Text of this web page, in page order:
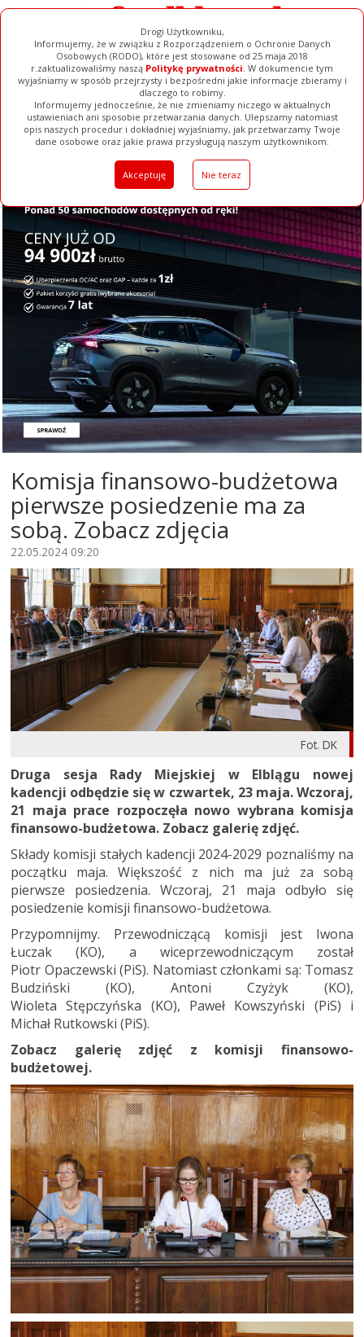
Drogi Użytkowniku,
Informujemy, że w związku z Rozporządzeniem o Ochronie Danych
Osobowych (RODO), które jest stosowane od 25 maja 2018
r.zaktualizowaliśmy naszą Politykę prywatności. W dokumencie tym
wyjaśniamy w sposób przejrzysty i bezpośredni jakie informacje zbieramy i
dlaczego to robimy.
Informujemy jednocześnie, że nie zmieniamy niczego w aktualnych
ustawieniach ani sposobie przetwarzania danych. Ulepszamy natomiast
opis naszych procedur i dokładniej wyjaśniamy, jak przetwarzamy Twoje
dane osobowe oraz jakie prawa przysługują naszym użytkownikom.
Akceptuję Nie teraz
Ogłoszenia Filmy Galerie Baza Firm Pełna Wersja
Komisja finansowo-budżetowa
pierwsze posiedzenie ma za
sobą. Zobacz zdjęcia
22.05.2024 09:20
Fot. DK
Druga sesja Rady Miejskiej w Elblągu nowej
kadencji odbędzie się w czwartek, 23 maja. Wczoraj,
21 maja prace rozpoczęła nowo wybrana komisja
finansowo-budżetowa. Zobacz galerię zdjęć.
Składy komisji stałych kadencji 2024-2029 poznaliśmy na
początku maja. Większość z nich ma już za sobą
pierwsze posiedzenia. Wczoraj, 21 maja odbyło się
posiedzenie komisji finansowo-budżetowa.
Przypomnijmy. Przewodniczącą komisji jest Iwona
Łuczak (KO), a wiceprzewodniczącym został
Piotr Opaczewski (PiS). Natomiast członkami są: Tomasz
Budziński (KO), Antoni Czyżyk (KO),
Wioleta Stępczyńska (KO), Paweł Kowszyński (PiS) i
Michał Rutkowski (PiS).
Zobacz galerię zdjęć z komisji finansowo-
budżetowej.